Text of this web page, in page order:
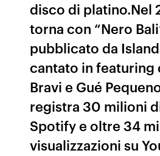
disco di platino.Nel
torna con “Nero
pubblicato da
cantato in featuring
Bravi e Gué
registra 30 milioni
Spotify e oltre 34
visualizzazioni su